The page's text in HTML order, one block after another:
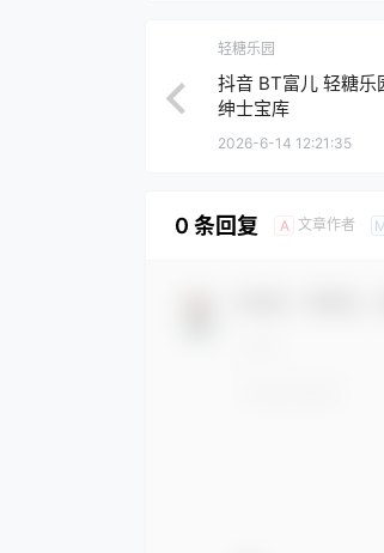
轻糖乐园
抖音 BT富儿 轻糖
绅士宝库
2026-6-14 12:21:35
0 条回复 A 文章作者